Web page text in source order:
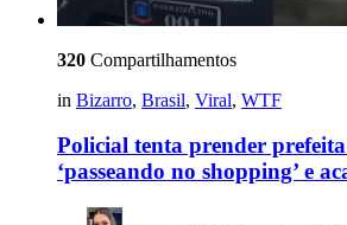
320 Compartilhamentos
in Bizarro, Brasil, Viral, WTF
Policial tenta prender
‘passeando no shopping’ e